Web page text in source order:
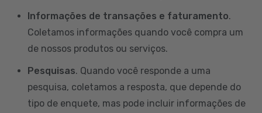
Informações de transações e faturamento.
Coletamos informações quando você compra um
de nossos produtos ou serviços.
Pesquisas. Quando você responde a uma
pesquisa, coletamos a resposta, que depende do
tipo de enquete, mas pode incluir informações de